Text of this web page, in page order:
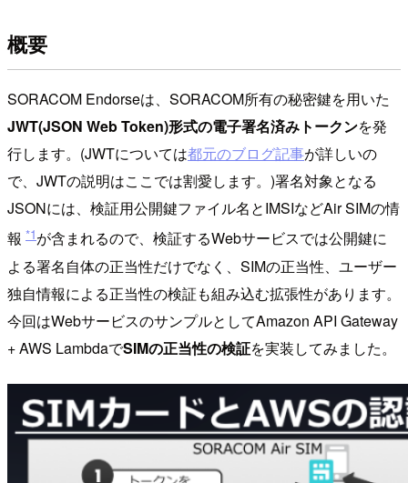
概要
SORACOM Endorseは、SORACOM所有の秘密鍵を用いた
JWT(JSON Web Token)形式の電子署名済みトークンを発
行します。(JWTについては都元のブログ記事が詳しいの
で、JWTの説明はここでは割愛します。)署名対象となる
JSONには、検証用公開鍵ファイル名とIMSIなどAir SIMの情
報 *1が含まれるので、検証するWebサービスでは公開鍵に
よる署名自体の正当性だけでなく、SIMの正当性、ユーザー
独自情報による正当性の検証も組み込む拡張性があります。
今回はWebサービスのサンプルとしてAmazon API Gateway
+ AWS LambdaでSIMの正当性の検証を実装してみました。